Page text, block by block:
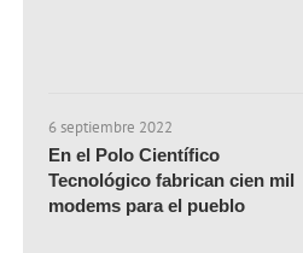
6 septiembre 2022
En el Polo Científico
Tecnológico fabrican cien mil
modems para el pueblo